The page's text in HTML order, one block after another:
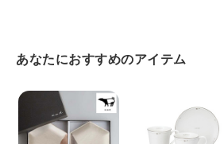
あなたにおすすめのアイテム